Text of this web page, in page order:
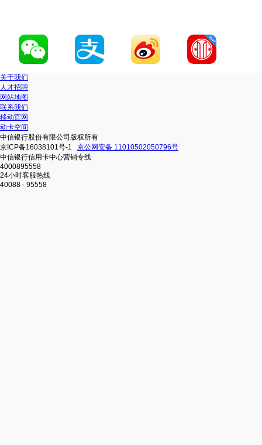
关于我们
人才招聘
网站地图
联系我们
移动官网
动卡空间
中信银行股份有限公司版权所有
京ICP备16038101号-1
京公网安备 11010502050796号
中信银行信用卡中心营销专线
4000895558
24小时客服热线
40088 - 95558